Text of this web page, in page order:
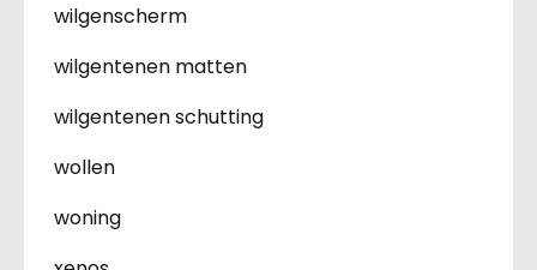
wilgenscherm
wilgentenen matten
wilgentenen schutting
wollen
woning